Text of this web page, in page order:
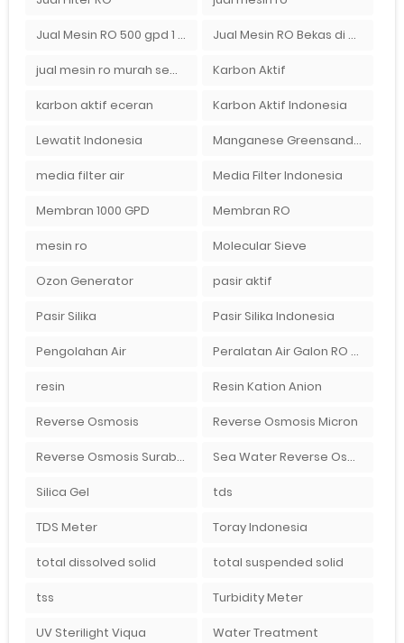
Jual Mesin RO 500 gpd 1 Membran Jual Mesin RO Bekas di Medan
jual mesin ro murah semarang Karbon Aktif
karbon aktif eceran Karbon Aktif Indonesia
Lewatit Indonesia Manganese Greensand Plus
media filter air Media Filter Indonesia
Membran 1000 GPD Membran RO
mesin ro Molecular Sieve
Ozon Generator pasir aktif
Pasir Silika Pasir Silika Indonesia
Pengolahan Air Peralatan Air Galon RO Palembang
resin Resin Kation Anion
Reverse Osmosis Reverse Osmosis Micron
Reverse Osmosis Surabaya Sea Water Reverse Osmosis
Silica Gel tds
TDS Meter Toray Indonesia
total dissolved solid total suspended solid
tss Turbidity Meter
UV Sterilight Viqua Water Treatment